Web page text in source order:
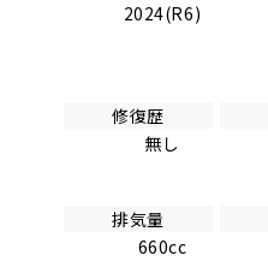
2024(R6)
修復歴
無し
排気量
660cc